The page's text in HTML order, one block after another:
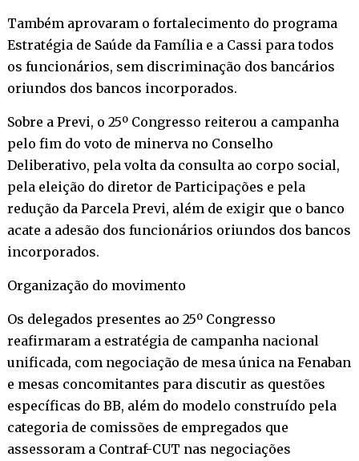
Também aprovaram o fortalecimento do programa
Estratégia de Saúde da Família e a Cassi para todos
os funcionários, sem discriminação dos bancários
oriundos dos bancos incorporados.
Sobre a Previ, o 25º Congresso reiterou a campanha
pelo fim do voto de minerva no Conselho
Deliberativo, pela volta da consulta ao corpo social,
pela eleição do diretor de Participações e pela
redução da Parcela Previ, além de exigir que o banco
acate a adesão dos funcionários oriundos dos bancos
incorporados.
Organização do movimento
Os delegados presentes ao 25º Congresso
reafirmaram a estratégia de campanha nacional
unificada, com negociação de mesa única na Fenaban
e mesas concomitantes para discutir as questões
específicas do BB, além do modelo construído pela
categoria de comissões de empregados que
assessoram a Contraf-CUT nas negociações